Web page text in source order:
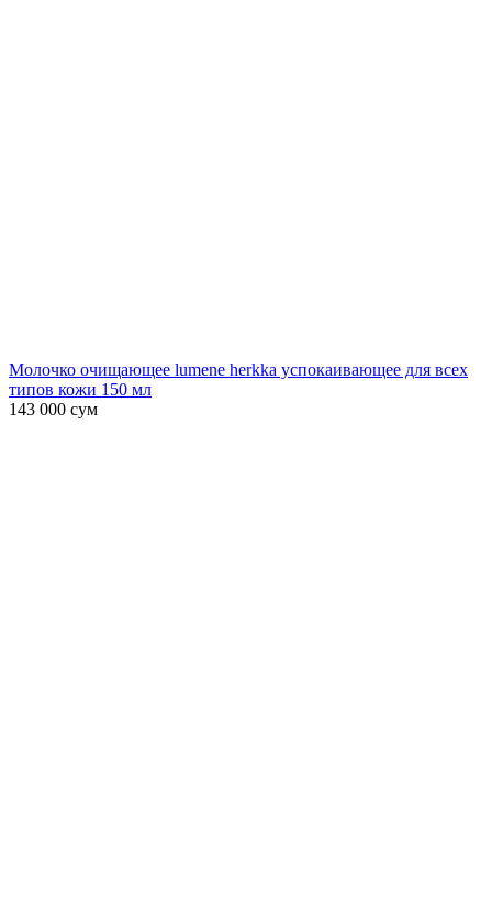
Молочко очищающее lumene herkka успокаивающее для всех
типов кожи 150 мл
143 000 сум